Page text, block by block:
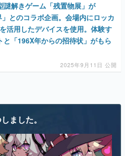
謎解きゲーム「残置物展」が
とのコラボ企画。会場内にロッカ
活用したデバイスを使用。体験す
「196X年からの招待状」がもら
2025年9月11日 公開
ました。